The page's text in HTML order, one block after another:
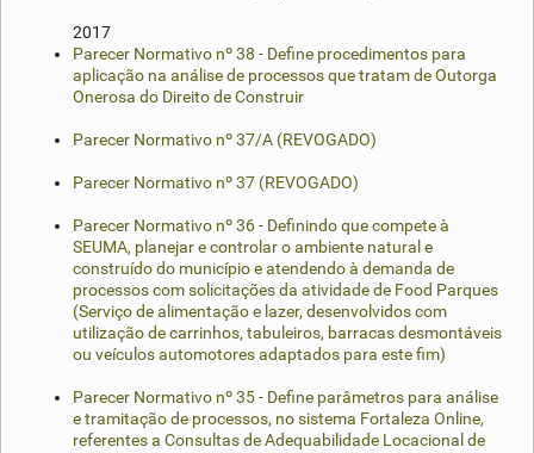
2017
Parecer Normativo nº 38 - Define procedimentos para
aplicação na análise de processos que tratam de Outorga
Onerosa do Direito de Construir
Parecer Normativo nº 37/A (REVOGADO)
Parecer Normativo nº 37 (REVOGADO)
Parecer Normativo nº 36 - Definindo que compete à
SEUMA, planejar e controlar o ambiente natural e
construído do município e atendendo à demanda de
processos com solicitações da atividade de Food Parques
(Serviço de alimentação e lazer, desenvolvidos com
utilização de carrinhos, tabuleiros, barracas desmontáveis
ou veículos automotores adaptados para este fim)
Parecer Normativo nº 35 - Define parâmetros para análise
e tramitação de processos, no sistema Fortaleza Online,
referentes a Consultas de Adequabilidade Locacional de